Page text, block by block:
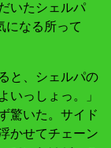
いたシェルパ
になる所って
と、シェルパの
いっしょっ。」
驚いた。サイド
かせてチェーン